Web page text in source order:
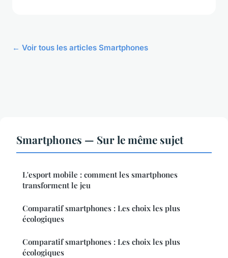
← Voir tous les articles Smartphones
Smartphones — Sur le même sujet
L'esport mobile : comment les smartphones
transforment le jeu
Comparatif smartphones : Les choix les plus
écologiques
Comparatif smartphones : Les choix les plus
écologiques